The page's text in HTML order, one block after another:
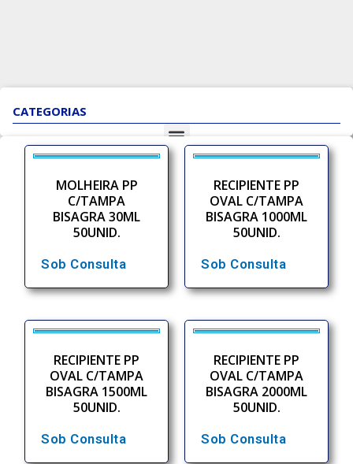
CATEGORIAS
MOLHEIRA PP
C/TAMPA
BISAGRA 30ML
50UNID.
Sob Consulta
RECIPIENTE PP
OVAL C/TAMPA
BISAGRA 1000ML
50UNID.
Sob Consulta
RECIPIENTE PP
OVAL C/TAMPA
BISAGRA 1500ML
50UNID.
Sob Consulta
RECIPIENTE PP
OVAL C/TAMPA
BISAGRA 2000ML
50UNID.
Sob Consulta